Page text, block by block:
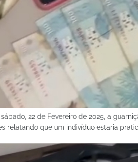
22 de Fevereiro de 2025, a
relatando que um indivíduo estaria